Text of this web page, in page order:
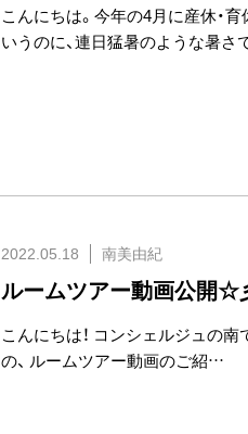
こんにちは。今年の4月に産休・
いうのに、連日猛暑のような暑さ
2022.05.18 南美由紀
ルームツアー動画公開☆
こんにちは！ コンシェルジュの
の、 ルームツアー動画のご紹…